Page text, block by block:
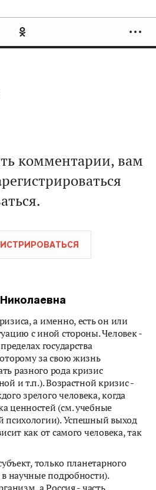
комментарии, вам
а именно, есть он или
с иной стороны. Человек -
государства
за свою жизнь
разного рода кризис
и т.п.). Возрастной кризис -
зрелого человека, когда
ценностей (см. учебные
психологии). Успешный выход
как от самого человека, так
только планетарного
научные подробности).
а Россия - часть